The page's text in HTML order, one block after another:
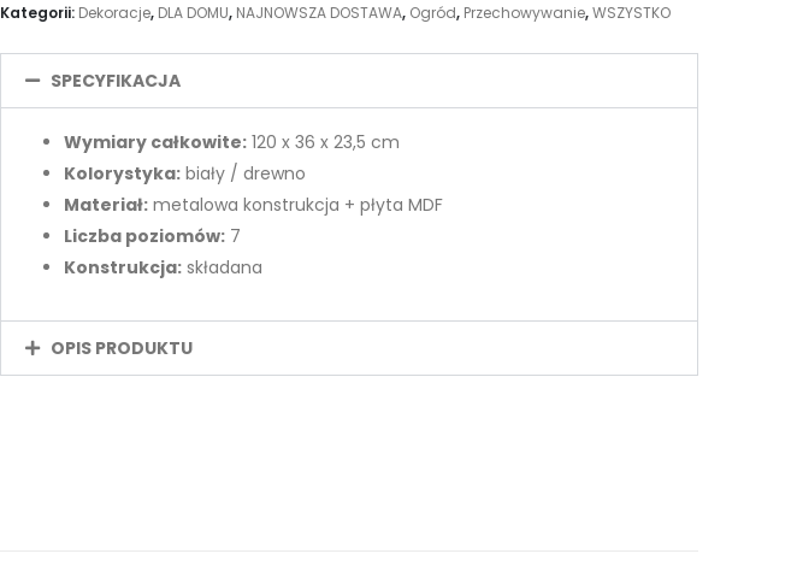
Kategorii: Dekoracje, DLA DOMU, NAJNOWSZA DOSTAWA, Ogród, Przechowywanie,WSZYSTKO
SPECYFIKACJA
Wymiary całkowite: 120 x 36 x 23,5 cm
Kolorystyka: biały / drewno
Materiał: metalowa konstrukcja + płyta MDF
Liczba poziomów: 7
Konstrukcja: składana
OPIS PRODUKTU